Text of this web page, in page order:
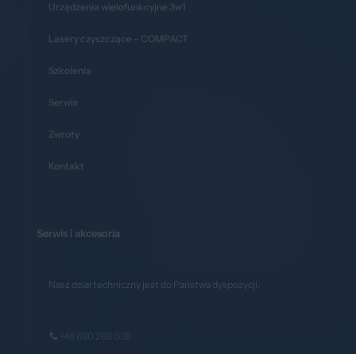
Urządzenia wielofunkcyjne 3w1
Lasery czyszczące – COMPACT
Szkolenia
Serwis
Zwroty
Kontakt
Serwis i akcesoria
Nasz dział techniczny jest do Państwa dyspozycji.
+48 690 263 038